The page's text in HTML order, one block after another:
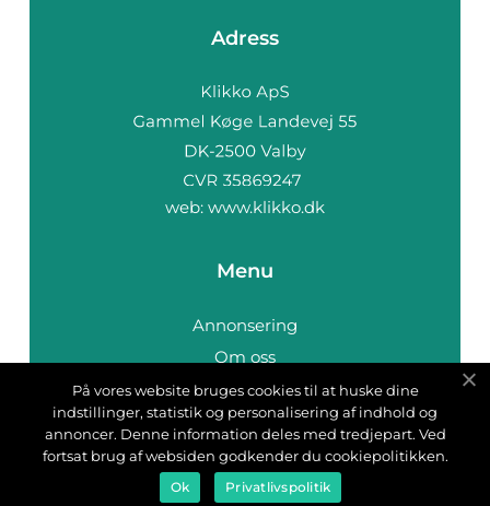
Adress
web: www.klikko.dk
Menu
Annonsering
Om oss
Cookies
Kontakta oss
Sitemap
På vores website bruges cookies til at huske dine
indstillinger, statistik og personalisering af indhold og
annoncer. Denne information deles med tredjepart. Ved
fortsat brug af websiden godkender du cookiepolitikken.
Ok Privatlivspolitik